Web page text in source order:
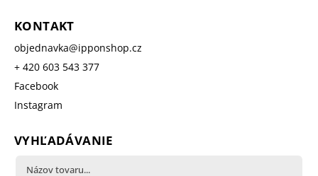
KONTAKT
objednavka@ipponshop.cz
+ 420 603 543 377
Facebook
Instagram
VYHĽADÁVANIE